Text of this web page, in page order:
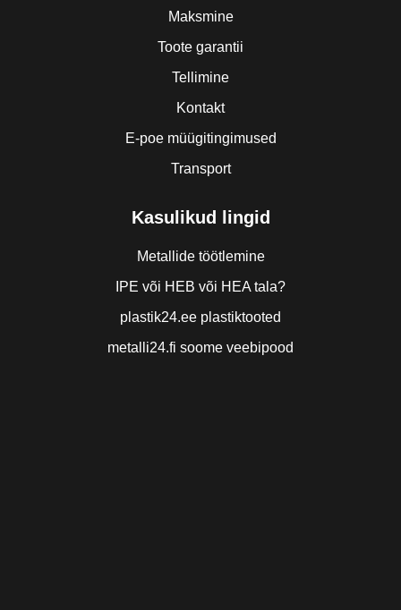
Maksmine
Toote garantii
Tellimine
Kontakt
E-poe müügitingimused
Transport
Kasulikud lingid
Metallide töötlemine
IPE või HEB või HEA tala?
plastik24.ee plastiktooted
metalli24.fi soome veebipood